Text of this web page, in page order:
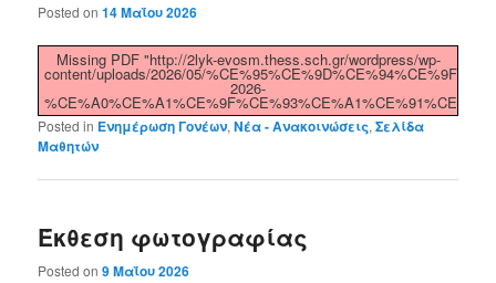
Posted on14 Μαΐου 2026
Missing PDF "http://2lyk-evosm.thess.sch.gr/wordpress/wp-
content/uploads/2026/05/
2026-
Posted in Ενημέρωση Γονέων,Νέα - Ανακοινώσεις,Σελίδα
Μαθητών
Έκθεση φωτογραφίας
Posted on9 Μαΐου 2026